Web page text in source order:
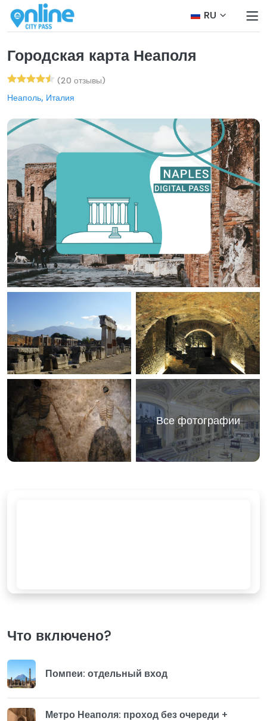
RU
Городская карта Неаполя
(20 отзывы)
Неаполь, Италия
Все фотографии
Что включено?
Помпеи: отдельный вход
Метро Неаполя: проход без очереди +